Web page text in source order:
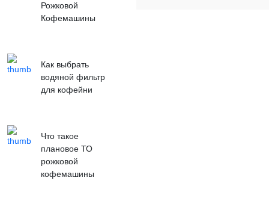
Рожковой
Кофемашины
Как выбрать
водяной фильтр
для кофейни
Что такое
плановое ТО
рожковой
кофемашины